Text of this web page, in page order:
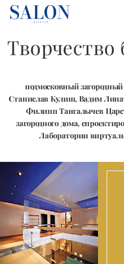
Творчество
подмосковный
Станислав Кулиш, Вадим
Филипп Тангалычев
загородного дома,
Лаборатории